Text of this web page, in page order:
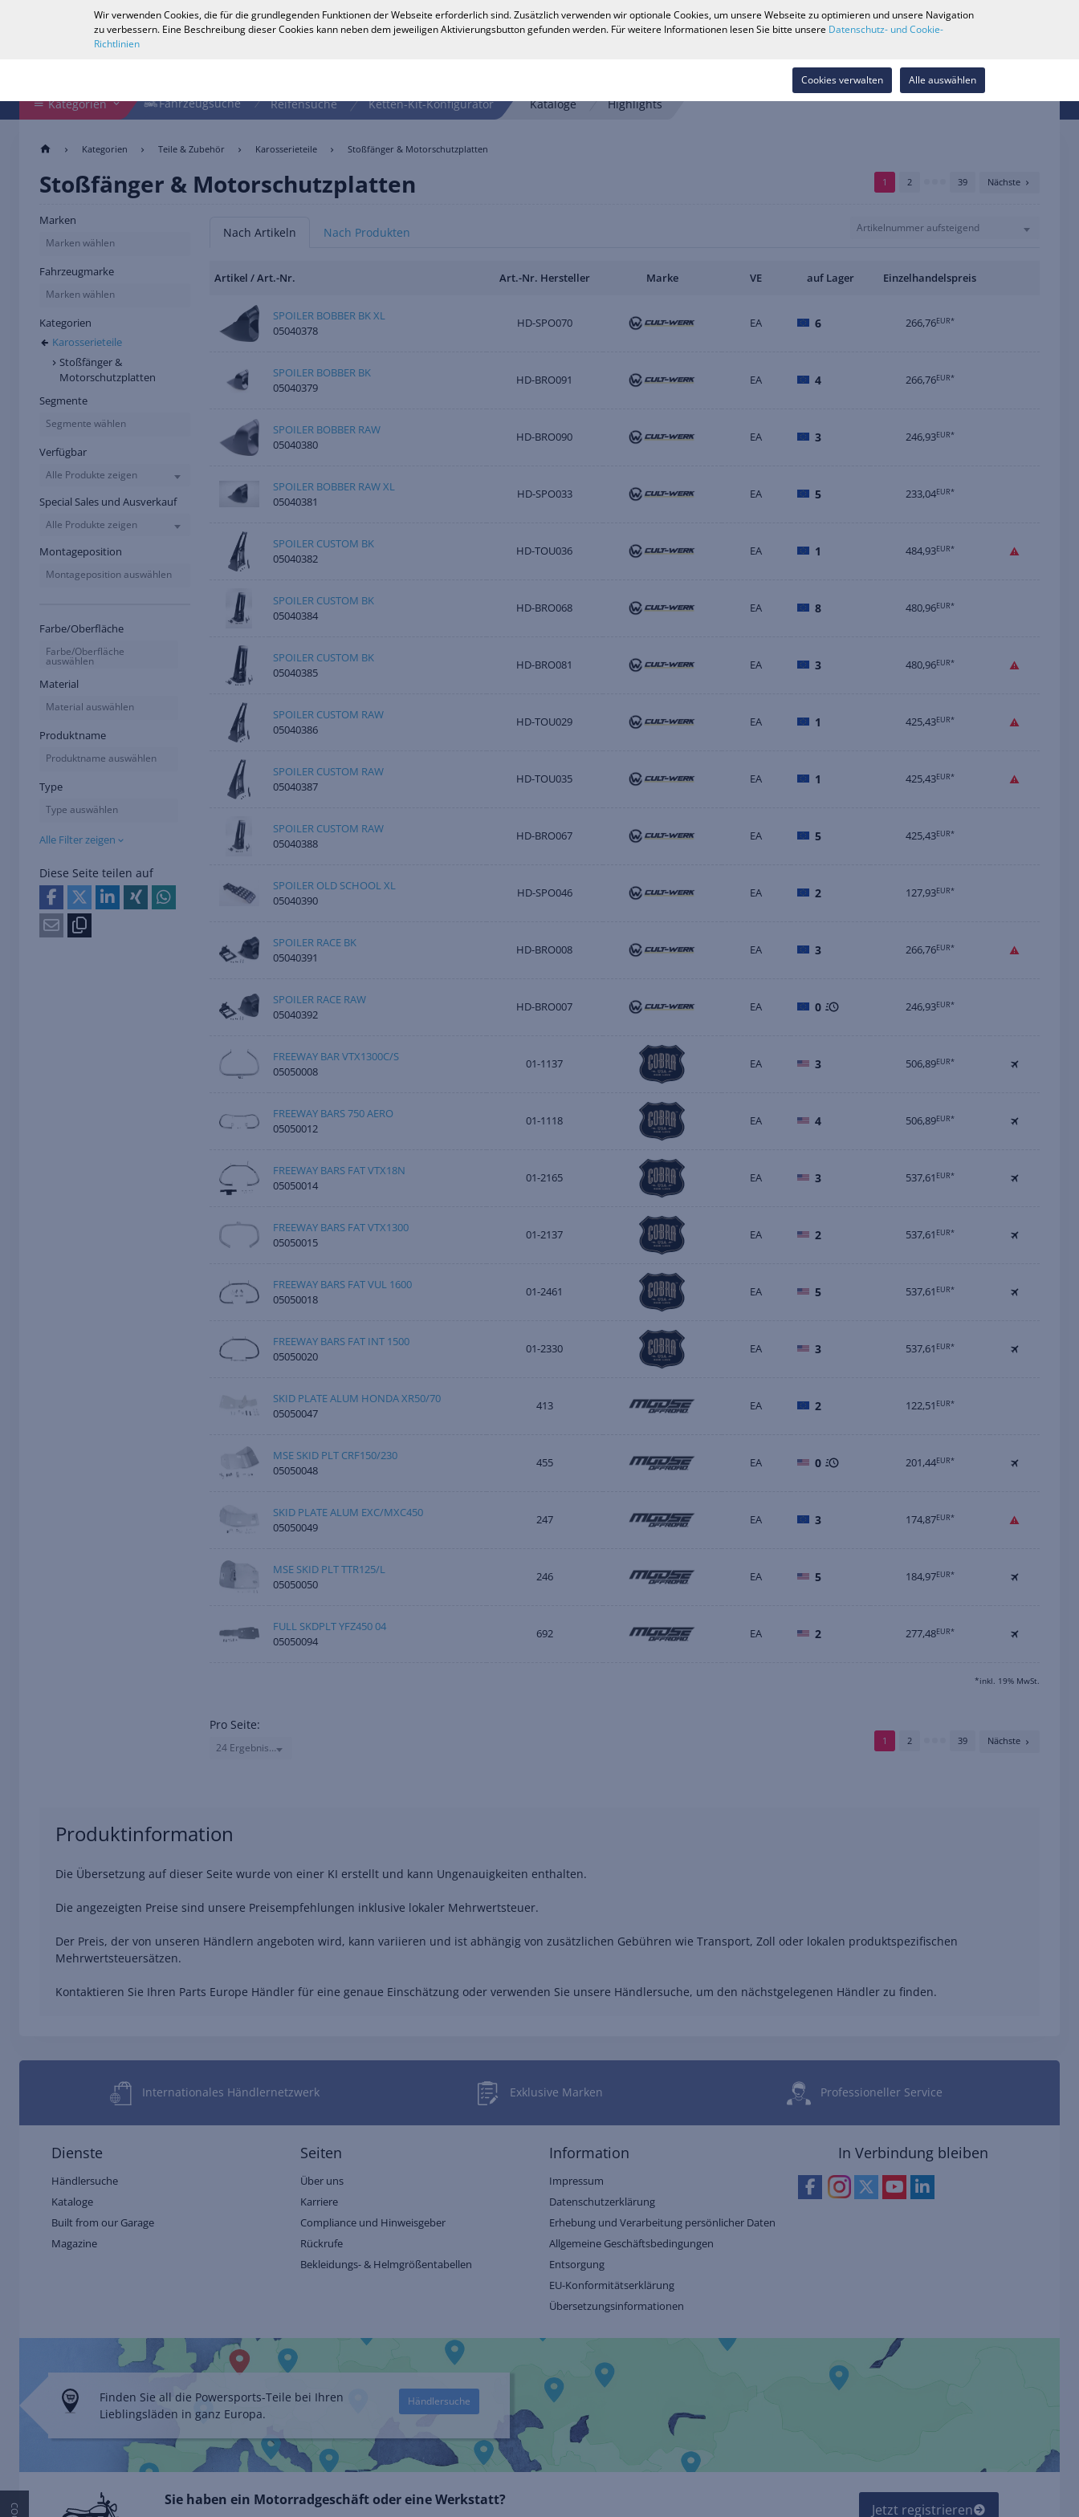
Händlersuche Karriere Wunschliste
Kategorien Fahrzeugsuche Reifensuche Ketten-Kit-Konfigurator Kataloge Highlights
Kategorien Teile & Zubehör Karosserieteile Stoßfänger & Motorschutzplatten
Stoßfänger & Motorschutzplatten 1 2 39 Nächste
Marken
Marken wählen
Fahrzeugmarke
Marken wählen
Kategorien
Karosserieteile
Stoßfänger &
Motorschutzplatten
Segmente
Segmente wählen
Verfügbar
Alle Produkte zeigen
Special Sales und Ausverkauf
Alle Produkte zeigen
Montageposition
Montageposition auswählen
Farbe/Oberfläche
Farbe/Oberfläche
auswählen
Material
Material auswählen
Produktname
Produktname auswählen
Type
Type auswählen
Alle Filter zeigen
Diese Seite teilen auf
Nach Artikeln Nach Produkten Artikelnummer aufsteigend
Artikel / Art.-Nr. Art.-Nr. Hersteller Marke VE auf Lager Einzelhandelspreis
SPOILER BOBBER BK XL
05040378
HD-SPO070 EA 6 266,76EUR*
SPOILER BOBBER BK
05040379
HD-BRO091 EA 4 266,76EUR*
SPOILER BOBBER RAW
05040380
HD-BRO090 EA 3 246,93EUR*
SPOILER BOBBER RAW XL
05040381
HD-SPO033 EA 5 233,04EUR*
SPOILER CUSTOM BK
05040382
HD-TOU036 EA 1 484,93EUR*
SPOILER CUSTOM BK
05040384
HD-BRO068 EA 8 480,96EUR*
SPOILER CUSTOM BK
05040385
HD-BRO081 EA 3 480,96EUR*
SPOILER CUSTOM RAW
05040386
HD-TOU029 EA 1 425,43EUR*
SPOILER CUSTOM RAW
05040387
HD-TOU035 EA 1 425,43EUR*
SPOILER CUSTOM RAW
05040388
HD-BRO067 EA 5 425,43EUR*
SPOILER OLD SCHOOL XL
05040390
HD-SPO046 EA 2 127,93EUR*
SPOILER RACE BK
05040391
HD-BRO008 EA 3 266,76EUR*
SPOILER RACE RAW
05040392
HD-BRO007 EA 0 246,93EUR*
FREEWAY BAR VTX1300C/S
05050008
01-1137 EA 3 506,89EUR*
FREEWAY BARS 750 AERO
05050012
01-1118 EA 4 506,89EUR*
FREEWAY BARS FAT VTX18N
05050014
01-2165 EA 3 537,61 EUR*
FREEWAY BARS FAT VTX1300
05050015
01-2137 EA 2 537,61 EUR*
FREEWAY BARS FAT VUL 1600
05050018
01-2461 EA 5 537,61 EUR*
FREEWAY BARS FAT INT 1500
05050020
01-2330 EA 3 537,61 EUR*
SKID PLATE ALUM HONDA XR50/70
05050047
413 EA 2 122,51 EUR*
MSE SKID PLT CRF150/230
05050048
455 EA 0 201,44EUR*
SKID PLATE ALUM EXC/MXC450
05050049
247 EA 3 174,87EUR*
MSE SKID PLT TTR125/L
05050050
246 EA 5 184,97EUR*
FULL SKDPLT YFZ450 04
05050094
692 EA 2 277,48EUR*
*inkl. 19% MwSt.
Pro Seite:
24 Ergebnisse
1 2 39 Nächste
Produktinformation
Die Übersetzung auf dieser Seite wurde von einer KI erstellt und kann Ungenauigkeiten enthalten.
Die angezeigten Preise sind unsere Preisempfehlungen inklusive lokaler Mehrwertsteuer.
Der Preis, der von unseren Händlern angeboten wird, kann variieren und ist abhängig von zusätzlichen Gebühren wie Transport, Zoll oder lokalen produktspezifischen
Mehrwertsteuersätzen.
Kontaktieren Sie Ihren Parts Europe Händler für eine genaue Einschätzung oder verwenden Sie unsere Händlersuche, um den nächstgelegenen Händler zu finden.
Internationales Händlernetzwerk Exklusive Marken Professioneller Service
Dienste
Händlersuche
Kataloge
Built from our Garage
Magazine
Seiten
Über uns
Karriere
Compliance und Hinweisgeber
Rückrufe
Bekleidungs- & Helmgrößentabellen
Information
Impressum
Datenschutzerklärung
Erhebung und Verarbeitung persönlicher Daten
Allgemeine Geschäftsbedingungen
Entsorgung
EU-Konformitätserklärung
Übersetzungsinformationen
In Verbindung bleiben
Finden Sie all die Powersports-Teile bei Ihren
Lieblingsläden in ganz Europa.
Händlersuche
Sie haben ein Motorradgeschäft oder eine Werkstatt?
Jetzt registrieren
Wir verwenden Cookies, die für die grundlegenden Funktionen der Webseite erforderlich sind. Zusätzlich verwenden wir optionale Cookies, um unsere Webseite zu optimieren und unsere Navigation
zu verbessern. Eine Beschreibung dieser Cookies kann neben dem jeweiligen Aktivierungsbutton gefunden werden. Für weitere Informationen lesen Sie bitte unsere Datenschutz- und Cookie-
Richtlinien
Alle auswählen
Cookies verwalten